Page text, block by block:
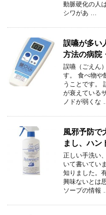
動脈硬化の人
シワがあ …
誤嚥が多い
方法の病院
誤嚥（ごえん
す。 食べ物や
うことです。
が衰えている
ノドが弱くな
風邪予防で
まし、ハン
正しい手洗い
いて書いてい
知りました。
興味ないとは
ソープの情報